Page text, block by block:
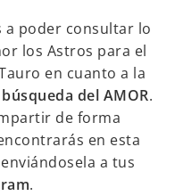
a poder consultar lo
los Astros para el
en cuanto a la
búsqueda del AMOR.
de forma
en esta
a tus
.